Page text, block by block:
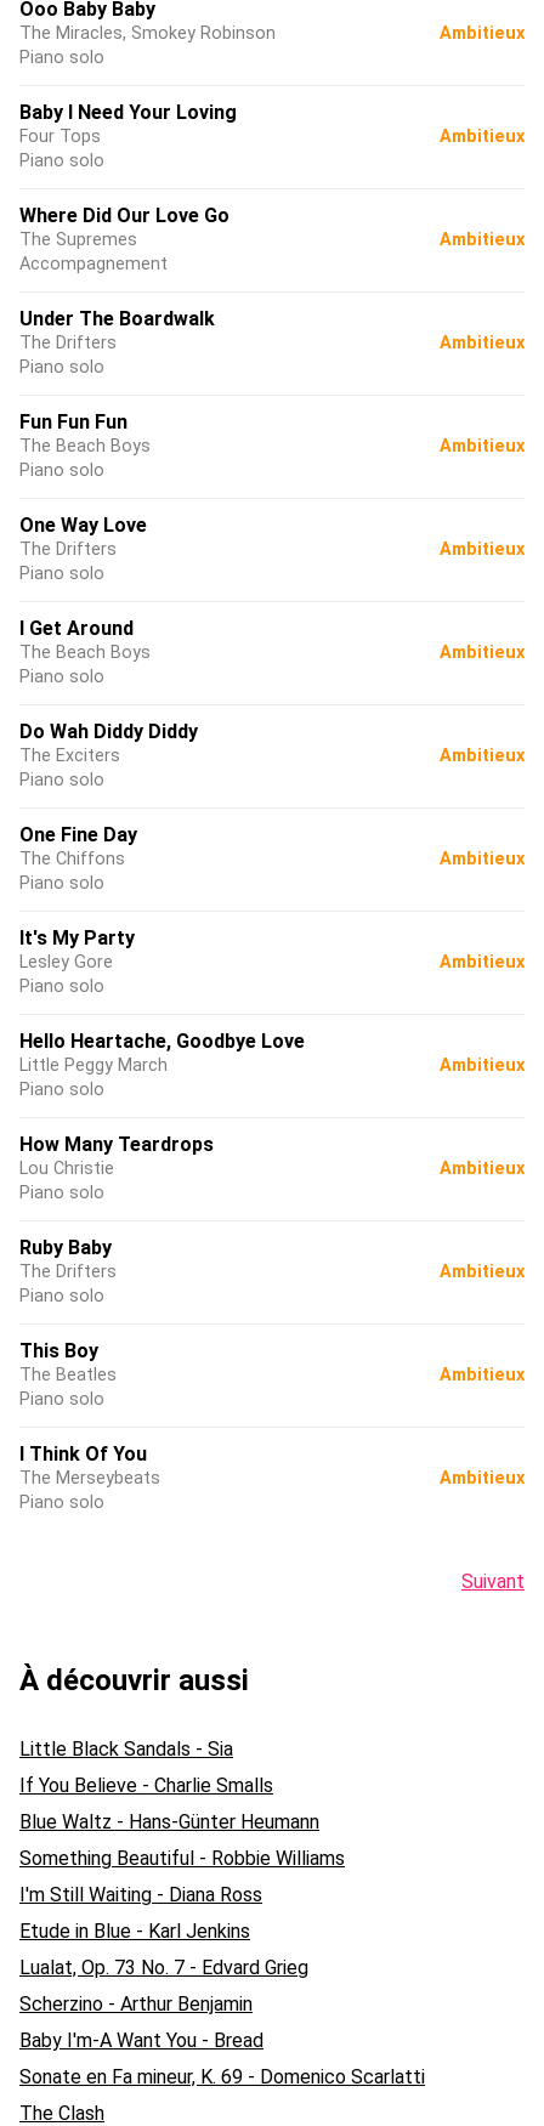
Ooo Baby Baby
The Miracles, Smokey Robinson
Piano solo
Ambitieux
Baby I Need Your Loving
Four Tops
Piano solo
Ambitieux
Where Did Our Love Go
The Supremes
Accompagnement
Ambitieux
Under The Boardwalk
The Drifters
Piano solo
Ambitieux
Fun Fun Fun
The Beach Boys
Piano solo
Ambitieux
One Way Love
The Drifters
Piano solo
Ambitieux
I Get Around
The Beach Boys
Piano solo
Ambitieux
Do Wah Diddy Diddy
The Exciters
Piano solo
Ambitieux
One Fine Day
The Chiffons
Piano solo
Ambitieux
It's My Party
Lesley Gore
Piano solo
Ambitieux
Hello Heartache, Goodbye Love
Little Peggy March
Piano solo
Ambitieux
How Many Teardrops
Lou Christie
Piano solo
Ambitieux
Ruby Baby
The Drifters
Piano solo
Ambitieux
This Boy
The Beatles
Piano solo
Ambitieux
I Think Of You
The Merseybeats
Piano solo
Ambitieux
Suivant
À découvrir aussi
Little Black Sandals - Sia
If You Believe - Charlie Smalls
Blue Waltz - Hans-Günter Heumann
Something Beautiful - Robbie Williams
I'm Still Waiting - Diana Ross
Etude in Blue - Karl Jenkins
Lualat, Op. 73 No. 7 - Edvard Grieg
Scherzino - Arthur Benjamin
Baby I'm-A Want You - Bread
Sonate en Fa mineur, K. 69 - Domenico Scarlatti
The Clash